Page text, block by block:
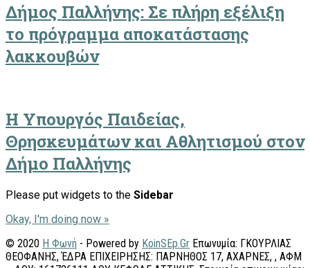
Δήμος Παλλήνης: Σε πλήρη εξέλιξη
το πρόγραμμα αποκατάστασης
λακκουβών
Η Υπουργός Παιδείας,
Θρησκευμάτων και Αθλητισμού στον
Δήμο Παλλήνης
Please put widgets to the Sidebar
Okay, I'm doing now »
© 2020 Η Φωνή - Powered by KoinSEp.Gr Επωνυμία: ΓΚΟΥΡΛΙΑΣ
ΘΕΟΦΑΝΗΣ, ΈΔΡΑ ΕΠΙΧΕΙΡΗΣΗΣ: ΠΑΡΝΗΘΟΣ 17, ΑΧΑΡΝΕΣ, , ΑΦΜ